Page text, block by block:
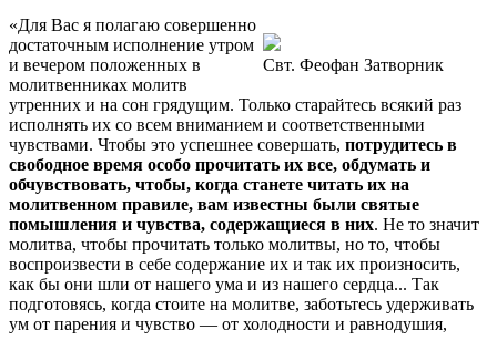
Свт. Феофан Затворник
«Для Вас я полагаю совершенно
достаточным исполнение утром
и вечером положенных в
молитвенниках молитв
утренних и на сон грядущим. Только старайтесь всякий раз
исполнять их со всем вниманием и соответственными
чувствами. Чтобы это успешнее совершать, потрудитесь в
свободное время особо прочитать их все, обдумать и
обчувствовать, чтобы, когда станете читать их на
молитвенном правиле, вам известны были святые
помышления и чувства, содержащиеся в них. Не то значит
молитва, чтобы прочитать только молитвы, но то, чтобы
воспроизвести в себе содержание их и так их произносить,
как бы они шли от нашего ума и из нашего сердца... Так
подготовясь, когда стоите на молитве, заботьтесь удерживать
ум от парения и чувство — от холодности и равнодушия,